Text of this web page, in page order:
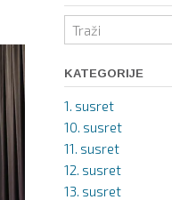
KATEGORIJE
1. susret
10. susret
11. susret
12. susret
13. susret